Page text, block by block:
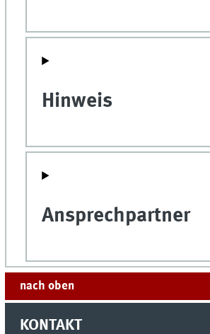
Hinweis
Ansprechpartner
nach oben
KONTAKT